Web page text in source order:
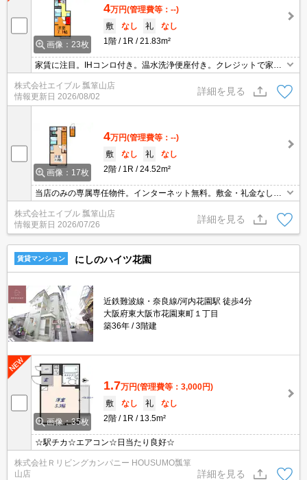
画像：23枚
4万円(管理費等：--)
敷
なし 礼
なし
1階
1R 21.83m²
家賃に注目。IHコンロ付き。温水洗浄便座付き。クレジットで家賃
支払可。バス・トイレ別。
株式会社エイブル 瓢箪山店
情報更新日 2026/08/02
詳細を見る
画像：17枚
4万円(管理費等：--)
敷
なし 礼
なし
2階
1R 24.52m²
当店のみの専属専任物件。インターネット無料。敷金・礼金なし。
TVモニターホンで安心生活を!。浴室乾燥機付。IHコンロ付き。初め
ての一人暮らしはこのお部屋から。お問い合わせお待ちしておりま
す。
株式会社エイブル 瓢箪山店
情報更新日 2026/07/26
詳細を見る
賃貸マンション にしのハイツ花園
近鉄難波線・奈良線/河内花園駅 徒歩4分
大阪府東大阪市花園東町１丁目
築36年
3階建
画像：35枚
1.7万円(管理費等：3,000円)
敷
なし 礼
なし
2階
1R 13.5m²
☆駅チカ☆エアコン☆日当たり良好☆
株式会社Ｒリビングカンパニー HOUSUMO瓢箪
山店
詳細を見る